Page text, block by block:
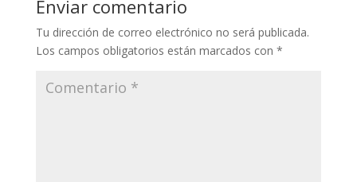
Enviar comentario
Tu dirección de correo electrónico no será publicada.
Los campos obligatorios están marcados con *